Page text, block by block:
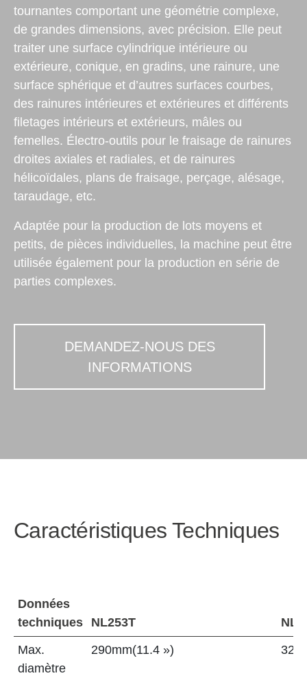
tournantes comportant une géométrie complexe,
de grandes dimensions, avec précision. Elle peut
traiter une surface cylindrique intérieure ou
extérieure, conique, en gradins, une rainure, une
surface sphérique et d’autres surfaces courbes,
des rainures intérieures et extérieures et différents
filetages intérieurs et extérieurs, mâles ou
femelles. Électro-outils pour le fraisage de rainures
droites axiales et radiales, et de rainures
hélicoïdales, plans de fraisage, perçage, alésage,
taraudage, etc.
Adaptée pour la production de lots moyens et
petits, de pièces individuelles, la machine peut être
utilisée également pour la production en série de
parties complexes.
DEMANDEZ-NOUS DES
INFORMATIONS
Caractéristiques Techniques
Données
techniques
NL253T
Max.
diamètre
290mm(11.4 »)